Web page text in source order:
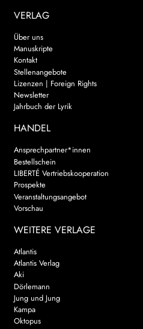
VERLAG
Über uns
Manuskripte
Kontakt
Stellenangebote
Lizenzen | Foreign Rights
Newsletter
Jahrbuch der Lyrik
HANDEL
Ansprechpartner*innen
Bestellschein
LIBERTÉ Vertriebskooperation
Prospekte
Veranstaltungsangebot
Vorschau
WEITERE VERLAGE
Atlantis
Atlantis Verlag
Aki
Dörlemann
Jung und Jung
Kampa
Oktopus